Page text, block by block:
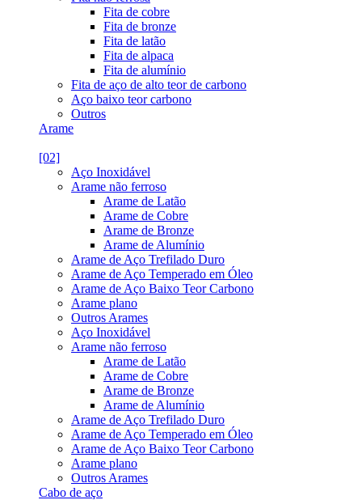
Fita de cobre
Fita de bronze
Fita de latão
Fita de alpaca
Fita de alumínio
Fita de aço de alto teor de carbono
Aço baixo teor carbono
Outros
Arame
[02]
Aço Inoxidável
Arame não ferroso
Arame de Latão
Arame de Cobre
Arame de Bronze
Arame de Alumínio
Arame de Aço Trefilado Duro
Arame de Aço Temperado em Óleo
Arame de Aço Baixo Teor Carbono
Arame plano
Outros Arames
Aço Inoxidável
Arame não ferroso
Arame de Latão
Arame de Cobre
Arame de Bronze
Arame de Alumínio
Arame de Aço Trefilado Duro
Arame de Aço Temperado em Óleo
Arame de Aço Baixo Teor Carbono
Arame plano
Outros Arames
Cabo de aço